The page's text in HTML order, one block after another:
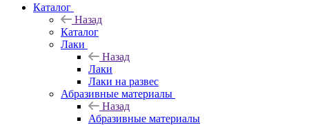
Каталог
Назад
Каталог
Лаки
Назад
Лаки
Лаки на развес
Абразивные материалы
Назад
Абразивные материалы